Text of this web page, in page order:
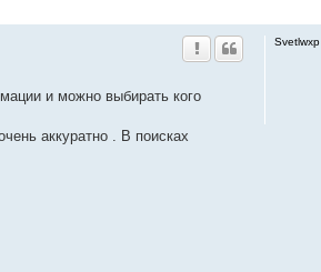
Svetlwxp
и можно выбирать кого
аккуратно . В поисках